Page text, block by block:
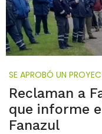
SE APROBÓ UN
Reclaman a
que informe
Fanazul